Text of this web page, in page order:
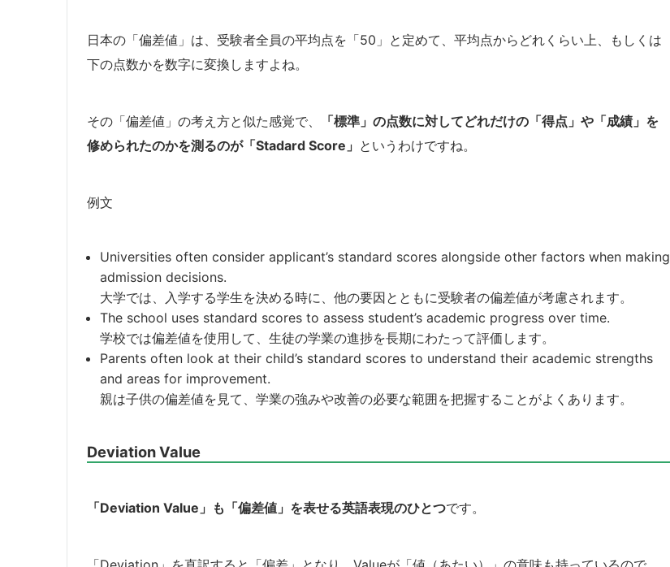
日本の「偏差値」は、受験者全員の平均点を「50」と定めて、平均点からどれくらい上、もしくは
下の点数かを数字に変換しますよね。
その「偏差値」の考え方と似た感覚で、
「標準」の点数に対してどれだけの「得点」や「成績」を
修められたのかを測るのが「Stadard Score」 というわけですね。
例文
Universities often consider applicant’s standard scores alongside other factors when making
admission decisions.
大学では、入学する学生を決める時に、他の要因とともに受験者の偏差値が考慮されます。
The school uses standard scores to assess student’s academic progress over time.
学校では偏差値を使用して、生徒の学業の進捗を長期にわたって評価します。
Parents often look at their child’s standard scores to understand their academic strengths
and areas for improvement.
親は子供の偏差値を見て、学業の強みや改善の必要な範囲を把握することがよくあります。
Deviation Value
「Deviation Value」も「偏差値」を表せる英語表現のひとつです。